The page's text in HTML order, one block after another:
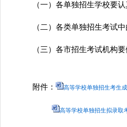
（一）各单独招生学校要
（二）各类单独招生考试
（三）各市招生考试机构
附件： 高等学校单独招生考生
高等学校单独招生拟录取